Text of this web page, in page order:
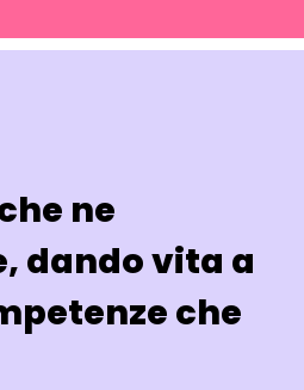
ne
dando vita a
che